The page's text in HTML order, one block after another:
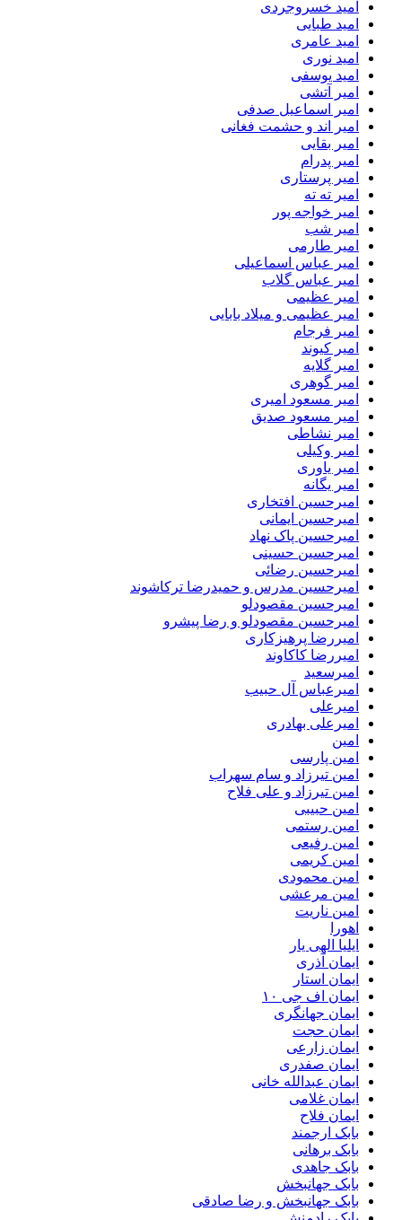
امید خسروجردی
امید طبایی
امید عامری
امید نوری
امید یوسفی
امیر آتشی
امیر اسماعیل صدفی
امیر اند و حشمت فغانی
امیر بقایی
امیر پدرام
امیر پرستاری
امیر ته ته
امیر خواجه پور
امیر شب
امیر طارمی
امیر عباس اسماعیلی
امیر عباس گلاب
امیر عظیمی
امیر عظیمی و میلاد بابایی
امیر فرجام
امیر کیوند
امیر گلایه
امیر گوهری
امیر مسعود امیری
امیر مسعود صدیق
امیر نشاطی
امیر وکیلی
امیر یاوری
امیر یگانه
امیرحسین افتخاری
امیرحسین ایمانی
امیرحسین پاک نهاد
امیرحسین حسینی
امیرحسین رضائی
امیرحسین مدرس و حمیدرضا ترکاشوند
امیرحسین مقصودلو
امیرحسین مقصودلو و رضا پیشرو
امیررضا پرهیزکاری
امیررضا کاکاوند
امیرسعید
امیرعباس آل حبیب
امیرعلی
امیرعلی بهادری
امین
امین پارسی
امین تیرزاد و سام سهراب
امین تیرزاد و علی فلاح
امین حبیبی
امین رستمی
امین رفیعی
امین کریمی
امین محمودی
امین مرعشی
امین ناریت
اهورا
ایلیا الهی یار
ایمان آذری
ایمان استار
ایمان اف جی ۱۰
ایمان جهانگری
ایمان حجت
ایمان زارعی
ایمان صفدری
ایمان عبدالله خانی
ایمان غلامی
ایمان فلاح
بابک ارجمند
بابک برهانی
بابک جاهدی
بابک جهانبخش
بابک جهانبخش و رضا صادقی